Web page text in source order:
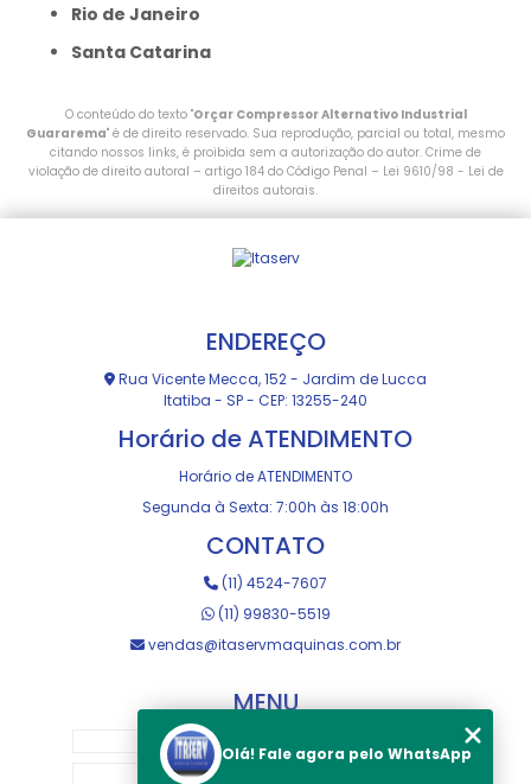
Rio de Janeiro
Santa Catarina
O conteúdo do texto "Orçar Compressor Alternativo Industrial
Guararema" é de direito reservado. Sua reprodução, parcial ou total, mesmo
citando nossos links, é proibida sem a autorização do autor. Crime de
violação de direito autoral – artigo 184 do Código Penal – Lei 9610/98 - Lei de
direitos autorais.
ENDEREÇO
Rua Vicente Mecca, 152 - Jardim de Lucca
Itatiba - SP - CEP: 13255-240
Horário de ATENDIMENTO
Horário de ATENDIMENTO
Segunda à Sexta: 7:00h às 18:00h
CONTATO
(11) 4524-7607
(11) 99830-5519
vendas@itaservmaquinas.com.br
MENU
Olá! Fale agora pelo WhatsApp